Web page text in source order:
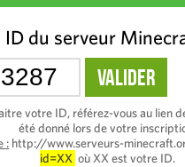
ID du serveur
votre ID, référez-vous au lien
été donné lors de votre
: http://www.serveurs-
id=XX où XX est votre ID.